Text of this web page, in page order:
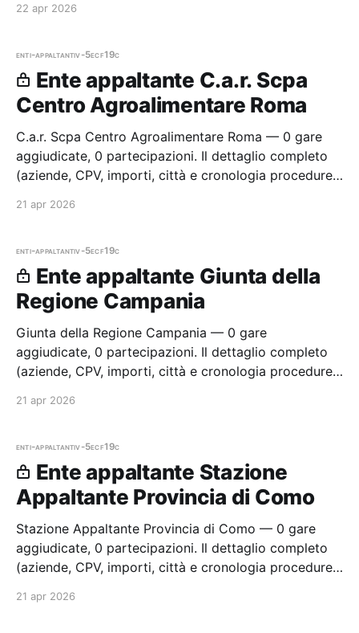
22 apr 2026
enti-appaltantiv-5ecf19c
Ente appaltante C.a.r. Scpa
Centro Agroalimentare Roma
C.a.r. Scpa Centro Agroalimentare Roma — 0 gare
aggiudicate, 0 partecipazioni. Il dettaglio completo
(aziende, CPV, importi, città e cronologia procedure)
21 apr 2026
enti-appaltantiv-5ecf19c
Ente appaltante Giunta della
Regione Campania
Giunta della Regione Campania — 0 gare
aggiudicate, 0 partecipazioni. Il dettaglio completo
(aziende, CPV, importi, città e cronologia procedure)
21 apr 2026
enti-appaltantiv-5ecf19c
Ente appaltante Stazione
Appaltante Provincia di Como
Stazione Appaltante Provincia di Como — 0 gare
aggiudicate, 0 partecipazioni. Il dettaglio completo
(aziende, CPV, importi, città e cronologia procedure)
21 apr 2026